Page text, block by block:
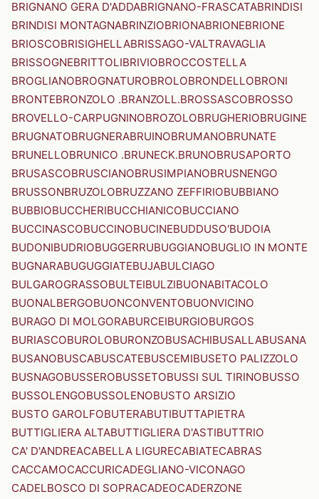
BRIGNANO GERA D'ADDABRIGNANO-FRASCATABRINDISI
BRINDISI MONTAGNABRINZIOBRIONABRIONEBRIONE
BRIOSCOBRISIGHELLABRISSAGO-VALTRAVAGLIA
BRISSOGNEBRITTOLIBRIVIOBROCCOSTELLA
BROGLIANOBROGNATUROBROLOBRONDELLOBRONI
BRONTEBRONZOLO .BRANZOLL.BROSSASCOBROSSO
BROVELLO-CARPUGNINOBROZOLOBRUGHERIOBRUGINE
BRUGNATOBRUGNERABRUINOBRUMANOBRUNATE
BRUNELLOBRUNICO .BRUNECK.BRUNOBRUSAPORTO
BRUSASCOBRUSCIANOBRUSIMPIANOBRUSNENGO
BRUSSONBRUZOLOBRUZZANO ZEFFIRIOBUBBIANO
BUBBIOBUCCHERIBUCCHIANICOBUCCIANO
BUCCINASCOBUCCINOBUCINEBUDDUSO'BUDOIA
BUDONIBUDRIOBUGGERRUBUGGIANOBUGLIO IN MONTE
BUGNARABUGUGGIATEBUJABULCIAGO
BULGAROGRASSOBULTEIBULZIBUONABITACOLO
BUONALBERGOBUONCONVENTOBUONVICINO
BURAGO DI MOLGORABURCEIBURGIOBURGOS
BURIASCOBUROLOBURONZOBUSACHIBUSALLABUSANA
BUSANOBUSCABUSCATEBUSCEMIBUSETO PALIZZOLO
BUSNAGOBUSSEROBUSSETOBUSSI SUL TIRINOBUSSO
BUSSOLENGOBUSSOLENOBUSTO ARSIZIO
BUSTO GAROLFOBUTERABUTIBUTTAPIETRA
BUTTIGLIERA ALTABUTTIGLIERA D'ASTIBUTTRIO
CA' D'ANDREACABELLA LIGURECABIATECABRAS
CACCAMOCACCURICADEGLIANO-VICONAGO
CADELBOSCO DI SOPRACADEOCADERZONE